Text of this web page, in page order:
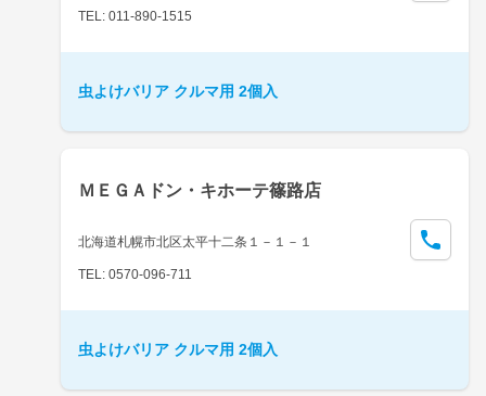
TEL: 011-890-1515
虫よけバリア クルマ用 2個入
ＭＥＧＡドン・キホーテ篠路店
北海道札幌市北区太平十二条１－１－１
TEL: 0570-096-711
虫よけバリア クルマ用 2個入